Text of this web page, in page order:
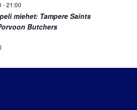
-21:00
miehet: Tampere Saints
Butchers